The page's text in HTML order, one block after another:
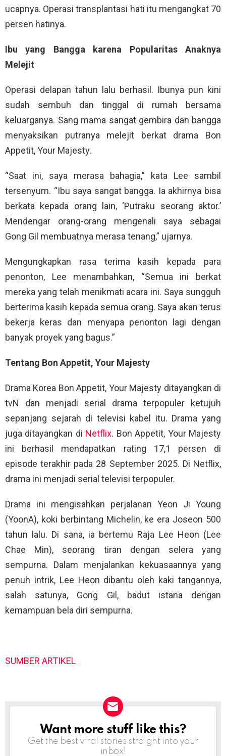
ucapnya. Operasi transplantasi hati itu mengangkat 70
persen hatinya.
Ibu yang Bangga karena Popularitas Anaknya
Melejit
Operasi delapan tahun lalu berhasil. Ibunya pun kini
sudah sembuh dan tinggal di rumah bersama
keluarganya. Sang mama sangat gembira dan bangga
menyaksikan putranya melejit berkat drama Bon
Appetit, Your Majesty.
“Saat ini, saya merasa bahagia,” kata Lee sambil
tersenyum. “Ibu saya sangat bangga. Ia akhirnya bisa
berkata kepada orang lain, ‘Putraku seorang aktor.’
Mendengar orang-orang mengenali saya sebagai
Gong Gil membuatnya merasa tenang,” ujarnya.
Mengungkapkan rasa terima kasih kepada para
penonton, Lee menambahkan, “Semua ini berkat
mereka yang telah menikmati acara ini. Saya sungguh
berterima kasih kepada semua orang. Saya akan terus
bekerja keras dan menyapa penonton lagi dengan
banyak proyek yang bagus.”
Tentang Bon Appetit, Your Majesty
Drama Korea Bon Appetit, Your Majesty ditayangkan di
tvN dan menjadi serial drama terpopuler ketujuh
sepanjang sejarah di televisi kabel itu. Drama yang
juga ditayangkan di Netflix. Bon Appetit, Your Majesty
ini berhasil mendapatkan rating 17,1 persen di
episode terakhir pada 28 September 2025. Di Netflix,
drama ini menjadi serial televisi terpopuler.
Drama ini mengisahkan perjalanan Yeon Ji Young
(YoonA), koki berbintang Michelin, ke era Joseon 500
tahun lalu. Di sana, ia bertemu Raja Lee Heon (Lee
Chae Min), seorang tiran dengan selera yang
sempurna. Dalam menjalankan kekuasaannya yang
penuh intrik, Lee Heon dibantu oleh kaki tangannya,
salah satunya, Gong Gil, badut istana dengan
kemampuan bela diri sempurna.
SUMBER ARTIKEL
NEWSLETTER
Want more stuff like this?
Get the best viral stories straight into your
inbox!